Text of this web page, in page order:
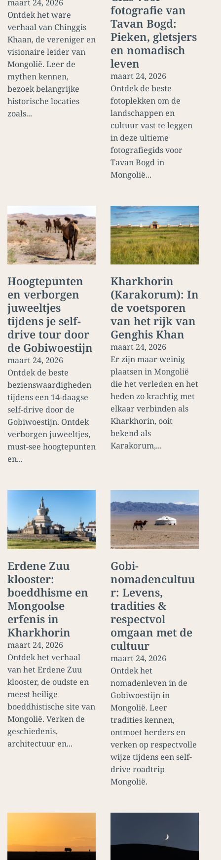
maart 24, 2026
Ontdek het ware
verhaal van Chinggis
Khaan, de vereniger en
visionaire leider van
Mongolië. Leer de
mythen kennen,
bezoek belangrijke
historische locaties
zoals...
fotografie van
Tavan Bogd:
Pieken, gletsjers
en nomadisch
leven
maart 24, 2026
Ontdek de beste
fotoplekken om de
landschappen en
cultuur vast te leggen
in deze ultieme
fotografiegids voor
Tavan Bogd in
Mongolië...
Hoogtepunten
en verborgen
juweeltjes
tijdens je self-
drive tour door
de Gobiwoestijn
maart 24, 2026
Ontdek de beste
bezienswaardigheden
tijdens een 14-daagse
self-drive door de
Gobiwoestijn. Ontdek
verborgen juweeltjes,
must-see hoogtepunten
en...
Kharkhorin
(Karakorum): In
de voetsporen
van het rijk van
Genghis Khan
maart 24, 2026
Er zijn maar weinig
plaatsen in Mongolië
die het verleden en het
heden zo krachtig met
elkaar verbinden als
Kharkhorin, ooit
bekend als
Karakorum,...
Erdene Zuu
klooster:
boeddhisme en
Mongoolse
erfenis in
Kharkhorin
maart 24, 2026
Ontdek het verhaal
van het Erdene Zuu
klooster, de oudste en
meest heilige
boeddhistische site van
Mongolië. Verken de
geschiedenis,
architectuur en...
Gobi-
nomadencultuu
r: Levens,
tradities &
respectvol
omgaan met de
cultuur
maart 24, 2026
Ontdek het
nomadenleven in de
Gobiwoestijn in
Mongolië. Leer
tradities kennen,
ontmoet herders en
verken op respectvolle
wijze tijdens een self-
drive roadtrip
Mongolië.